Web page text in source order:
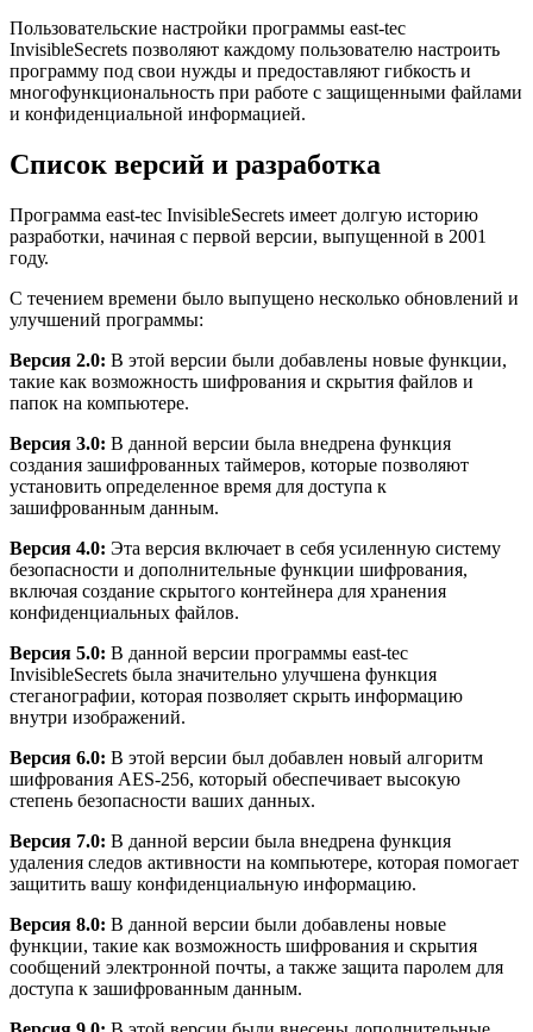
Пользовательские настройки программы east-tec
InvisibleSecrets позволяют каждому пользователю настроить
программу под свои нужды и предоставляют гибкость и
многофункциональность при работе с защищенными файлами
и конфиденциальной информацией.
Список версий и разработка
Программа east-tec InvisibleSecrets имеет долгую историю
разработки, начиная с первой версии, выпущенной в 2001
году.
С течением времени было выпущено несколько обновлений и
улучшений программы:
Версия 2.0: В этой версии были добавлены новые функции,
такие как возможность шифрования и скрытия файлов и
папок на компьютере.
Версия 3.0: В данной версии была внедрена функция
создания зашифрованных таймеров, которые позволяют
установить определенное время для доступа к
зашифрованным данным.
Версия 4.0: Эта версия включает в себя усиленную систему
безопасности и дополнительные функции шифрования,
включая создание скрытого контейнера для хранения
конфиденциальных файлов.
Версия 5.0: В данной версии программы east-tec
InvisibleSecrets была значительно улучшена функция
стеганографии, которая позволяет скрыть информацию
внутри изображений.
Версия 6.0: В этой версии был добавлен новый алгоритм
шифрования AES-256, который обеспечивает высокую
степень безопасности ваших данных.
Версия 7.0: В данной версии была внедрена функция
удаления следов активности на компьютере, которая помогает
защитить вашу конфиденциальную информацию.
Версия 8.0: В данной версии были добавлены новые
функции, такие как возможность шифрования и скрытия
сообщений электронной почты, а также защита паролем для
доступа к зашифрованным данным.